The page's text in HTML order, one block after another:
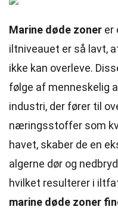
Marine døde zoner er
iltniveauet er så lavt,
ikke kan overleve.
følge af menneskelig
industri, der fører til
næringsstoffer som
havet, skaber de en
algerne dør og
hvilket resulterer i
marine døde zoner